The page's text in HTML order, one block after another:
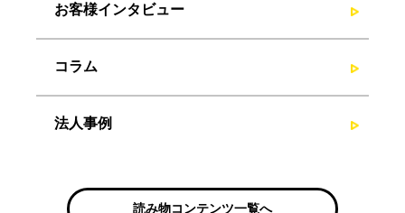
お客様インタビュー
コラム
法人事例
読み物コンテンツ一覧へ